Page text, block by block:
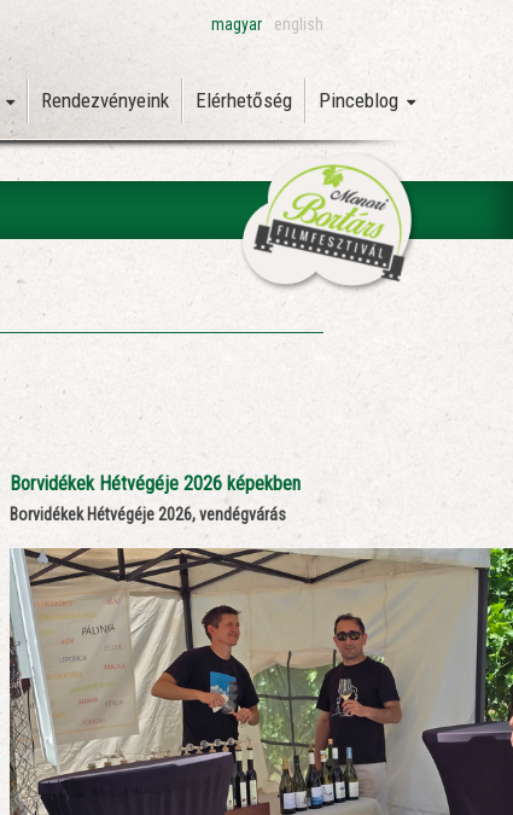
magyar english
Rendezvényeink Elérhetőség Pinceblog
Borvidékek Hétvégéje 2026 képekben
Borvidékek Hétvégéje 2026, vendégvárás